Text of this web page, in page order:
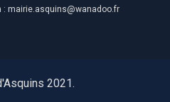
:mairie.asquins@wanadoo.fr
2021.